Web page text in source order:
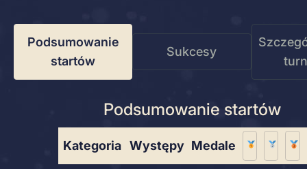
Podsumowanie
startów
Sukcesy
Podsumowanie startów
Kategoria Występy Medale